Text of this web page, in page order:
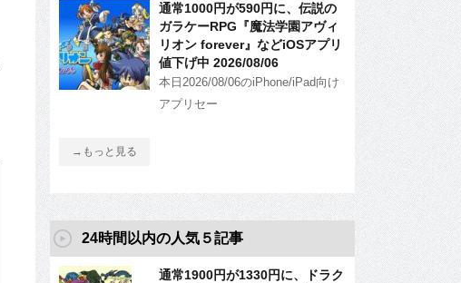
通常1000円が590円に、伝説の
ガラケーRPG『魔法学園アヴィ
リオン forever』などiOSアプリ
値下げ中 2026/08/06
本日2026/08/06のiPhone/iPad向け
アプリセー
→もっと見る
24時間以内の人気５記事
通常1900円が1330円に、ドラク